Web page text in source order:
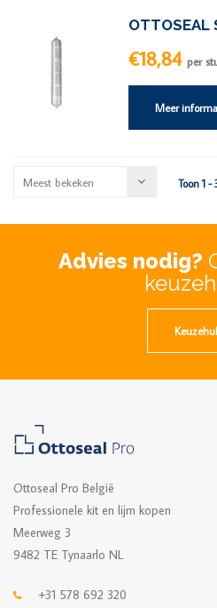
€18,84 per
Meer
Meest bekeken Toon 1 -
Advies nodig?
Ottoseal Pro België
Professionele kit en lijm kopen
Meerweg 3
9482 TE Tynaarlo NL
+31 578 692 320